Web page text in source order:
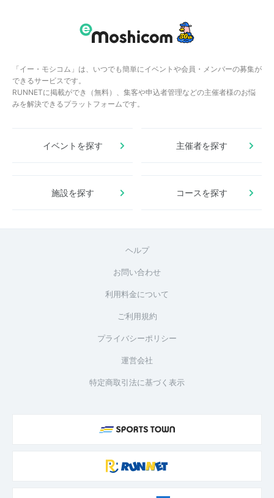
「イー・モシコム」は、いつでも簡単にイベントや会員・メンバーの募集が
できるサービスです。
RUNNETに掲載ができ（無料）、集客や申込者管理などの主催者様のお悩
みを解決できるプラットフォームです。
イベントを探す 主催者を探す
施設を探す コースを探す
ヘルプ
お問い合わせ
利用料金について
ご利用規約
プライバシーポリシー
運営会社
特定商取引法に基づく表示